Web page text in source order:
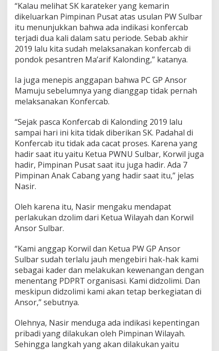
“Kalau melihat SK karateker yang kemarin
dikeluarkan Pimpinan Pusat atas usulan PW Sulbar
itu menunjukkan bahwa ada indikasi konfercab
terjadi dua kali dalam satu periode. Sebab akhir
2019 lalu kita sudah melaksanakan konfercab di
pondok pesantren Ma’arif Kalonding,” katanya.
Ia juga menepis anggapan bahwa PC GP Ansor
Mamuju sebelumnya yang dianggap tidak pernah
melaksanakan Konfercab.
“Sejak pasca Konfercab di Kalonding 2019 lalu
sampai hari ini kita tidak diberikan SK. Padahal di
Konfercab itu tidak ada cacat proses. Karena yang
hadir saat itu yaitu Ketua PWNU Sulbar, Korwil juga
hadir, Pimpinan Pusat saat itu juga hadir. Ada 7
Pimpinan Anak Cabang yang hadir saat itu,” jelas
Nasir.
Oleh karena itu, Nasir mengaku mendapat
perlakukan dzolim dari Ketua Wilayah dan Korwil
Ansor Sulbar.
“Kami anggap Korwil dan Ketua PW GP Ansor
Sulbar sudah terlalu jauh mengebiri hak-hak kami
sebagai kader dan melakukan kewenangan dengan
menentang PDPRT organisasi. Kami didzolimi. Dan
meskipun didzolimi kami akan tetap berkegiatan di
Ansor,” sebutnya.
Olehnya, Nasir menduga ada indikasi kepentingan
pribadi yang dilakukan oleh Pimpinan Wilayah.
Sehingga langkah yang akan dilakukan yaitu